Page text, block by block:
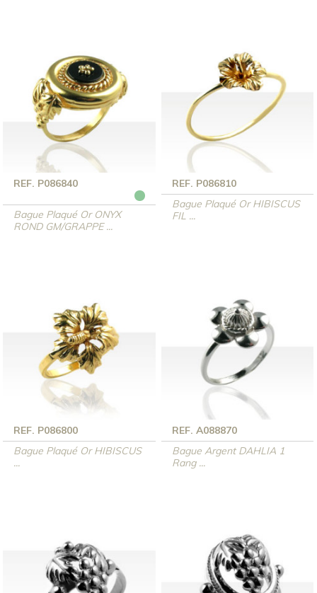
REF. P086840
Bague Plaqué Or ONYX
ROND GM/GRAPPE ...
REF. P086810
Bague Plaqué Or HIBISCUS
FIL ...
REF. P086800
Bague Plaqué Or HIBISCUS
...
REF. A088870
Bague Argent DAHLIA 1
Rang ...